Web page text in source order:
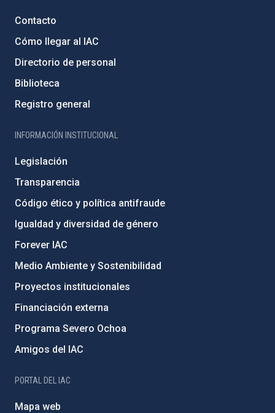
Contacto
Cómo llegar al IAC
Directorio de personal
Biblioteca
Registro general
INFORMACIÓN INSTITUCIONAL
Legislación
Transparencia
Código ético y política antifraude
Igualdad y diversidad de género
Forever IAC
Medio Ambiente y Sostenibilidad
Proyectos institucionales
Financiación externa
Programa Severo Ochoa
Amigos del IAC
PORTAL DEL IAC
Mapa web